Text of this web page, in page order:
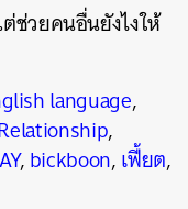
ช่วยคนอื่นยังไงให้
language,
,
,bickboon,เฟี้ยต,